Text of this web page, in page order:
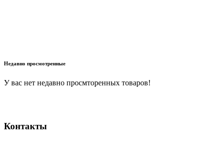
Недавно просмотренные
У вас нет недавно просмторенных товаров!
Контакты